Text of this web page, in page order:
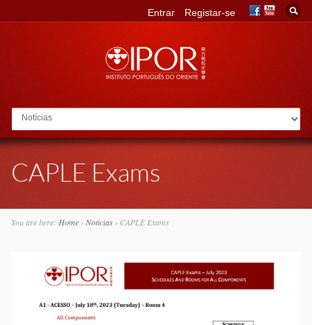
Go to:
Entrar Registar-se
CAPLE Exams
You are here: Home› Notícias› CAPLE Exams